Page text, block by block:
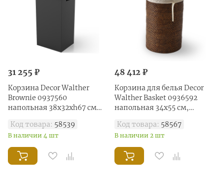
31 255 ₽
Корзина Decor Walther
Brownie 0937560
напольная 38х32хh67 см
черный
Код товара: 58539
В наличии 4 шт
48 412 ₽
Корзина для белья Decor
Walther Basket 0936592
напольная 34x55 см,
Код товара: 58567
В наличии 2 шт